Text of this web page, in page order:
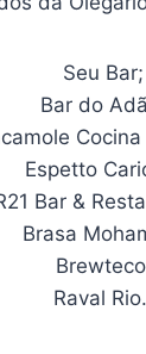
Seu Bar;
Bar do
Espetto
Bar &
Brasa
Raval Rio.